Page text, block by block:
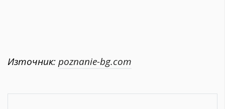
Източник: poznanie-bg.com